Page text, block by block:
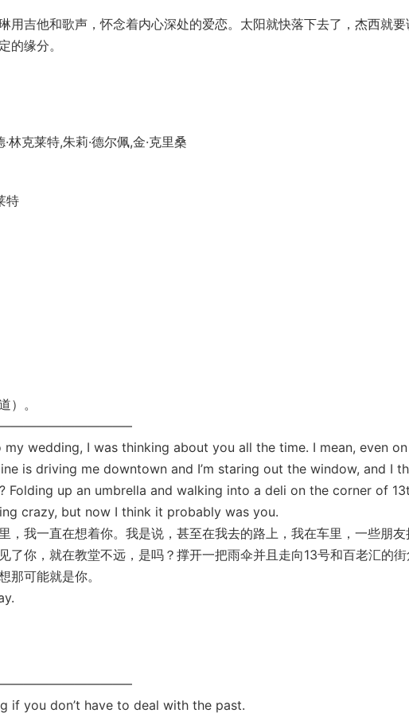
吉他和歌声，怀念着内心深处的爱恋。太阳就快落下去了，杰西就要
的缘分。
克莱特,朱莉·德尔佩,金·克里桑
特
。
wedding, I was thinking about you all the time. I mean, even
is driving me downtown and I’m staring out the window, and I
Folding up an umbrella and walking into a deli on the corner of
crazy, but now I think it probably was you.
我一直在想着你。我是说，甚至在我去的路上，我在车里，一些朋友
了你，就在教堂不远，是吗？撑开一把雨伞并且走向13号和百老汇的
那可能就是你。
you don’t have to deal with the past.